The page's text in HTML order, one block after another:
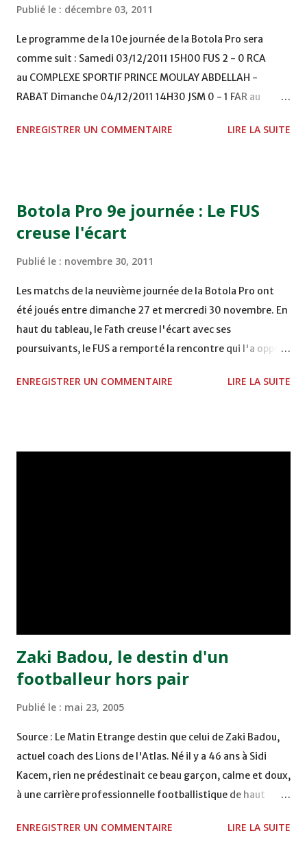
Publié le : décembre 03, 2011
Le programme de la 10e journée de la Botola Pro sera
comme suit : Samedi 03/12/2011 15H00 FUS 2 - 0 RCA
au COMPLEXE SPORTIF PRINCE MOULAY ABDELLAH -
RABAT Dimanche 04/12/2011 14H30 JSM 0 - 1 FAR au
TERRAIN EL ABDI - EL JADIDA 16h30 OCK 0 - 1 HUSA
Mardi 06/12/2011 15H00 WAF - OCS au COMPLEXE SPORTIF
DE FES - FES WAC - MAS Reporté pour cause de finale de la
ENREGISTRER UN COMMENTAIRE LIRE LA SUITE
Botola Pro 9e journée : Le FUS
creuse l'écart
Publié le : novembre 30, 2011
Les matchs de la neuvième journée de la Botola Pro ont
été joués entre dimanche 27 et mercredi 30 novembre. En
haut du tableau, le Fath creuse l'écart avec ses
poursuivants, le FUS a remporté la rencontre qui l'a opposé
2, Badr Kachani a ouvert la marque à la 38e pour les
ENREGISTRER UN COMMENTAIRE LIRE LA SUITE
Zaki Badou, le destin d'un
footballeur hors pair
Publié le : mai 23, 2005
Source : Le Matin Etrange destin que celui de Zaki Badou,
actuel coach des Lions de l'Atlas. Né il y a 46 ans à Sidi
Kacem, rien ne prédestinait ce beau garçon, calme et doux,
à une carrière professionnelle footballistique de haut
également féru des armes, le jeune Zaki aura sa première
ENREGISTRER UN COMMENTAIRE LIRE LA SUITE